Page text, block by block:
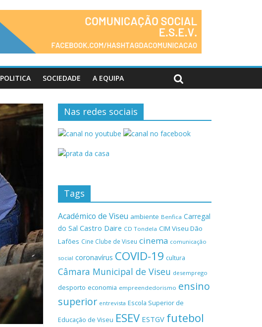
POLITICA SOCIEDADE A EQUIPA
Nas redes sociais
Tags
Académico de Viseu ambiente Benfica Carregal
do Sal Castro Daire CD Tondela CIM Viseu Dão
Lafões Cine Clube de Viseu cinema comunicação
social coronavírus COVID-19 cultura
Câmara Municipal de Viseu desemprego
desporto economia empreendedorismo ensino
superior entrevista Escola Superior de
Educação de Viseu ESEV ESTGV futebol